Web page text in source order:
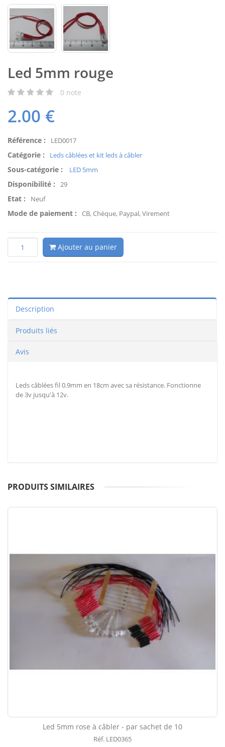
Led 5mm rouge
0 note
2.00 €
Référence : LED0017
Catégorie : Leds câblées et kit leds à câbler
Sous-catégorie : LED 5mm
Disponibilité : 29
Etat : Neuf
Mode de paiement : CB, Chèque, Paypal, Virement
Ajouter au panier
Description
Produits liés
Avis
Leds câblées fil 0.9mm en 18cm avec sa résistance. Fonctionne
de 3v jusqu'à 12v.
PRODUITS SIMILAIRES
Led 5mm rose à câbler - par sachet de 10
Réf. LED0365